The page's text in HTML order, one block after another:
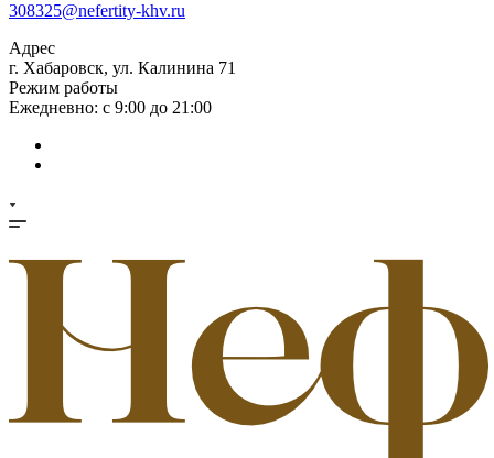
308325@nefertity-khv.ru
Адрес
г. Хабаровск, ул. Калинина 71
Режим работы
Ежедневно: с 9:00 до 21:00